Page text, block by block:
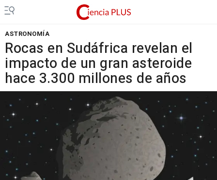
ASTRONOMÍA
Rocas en Sudáfrica revelan el
impacto de un gran asteroide
hace 3.300 millones de años